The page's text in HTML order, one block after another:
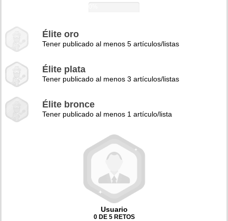
Élite oro
Tener publicado al menos 5 artículos/listas
Élite plata
Tener publicado al menos 3 artículos/listas
Élite bronce
Tener publicado al menos 1 artículo/lista
Usuario
0 DE 5 RETOS